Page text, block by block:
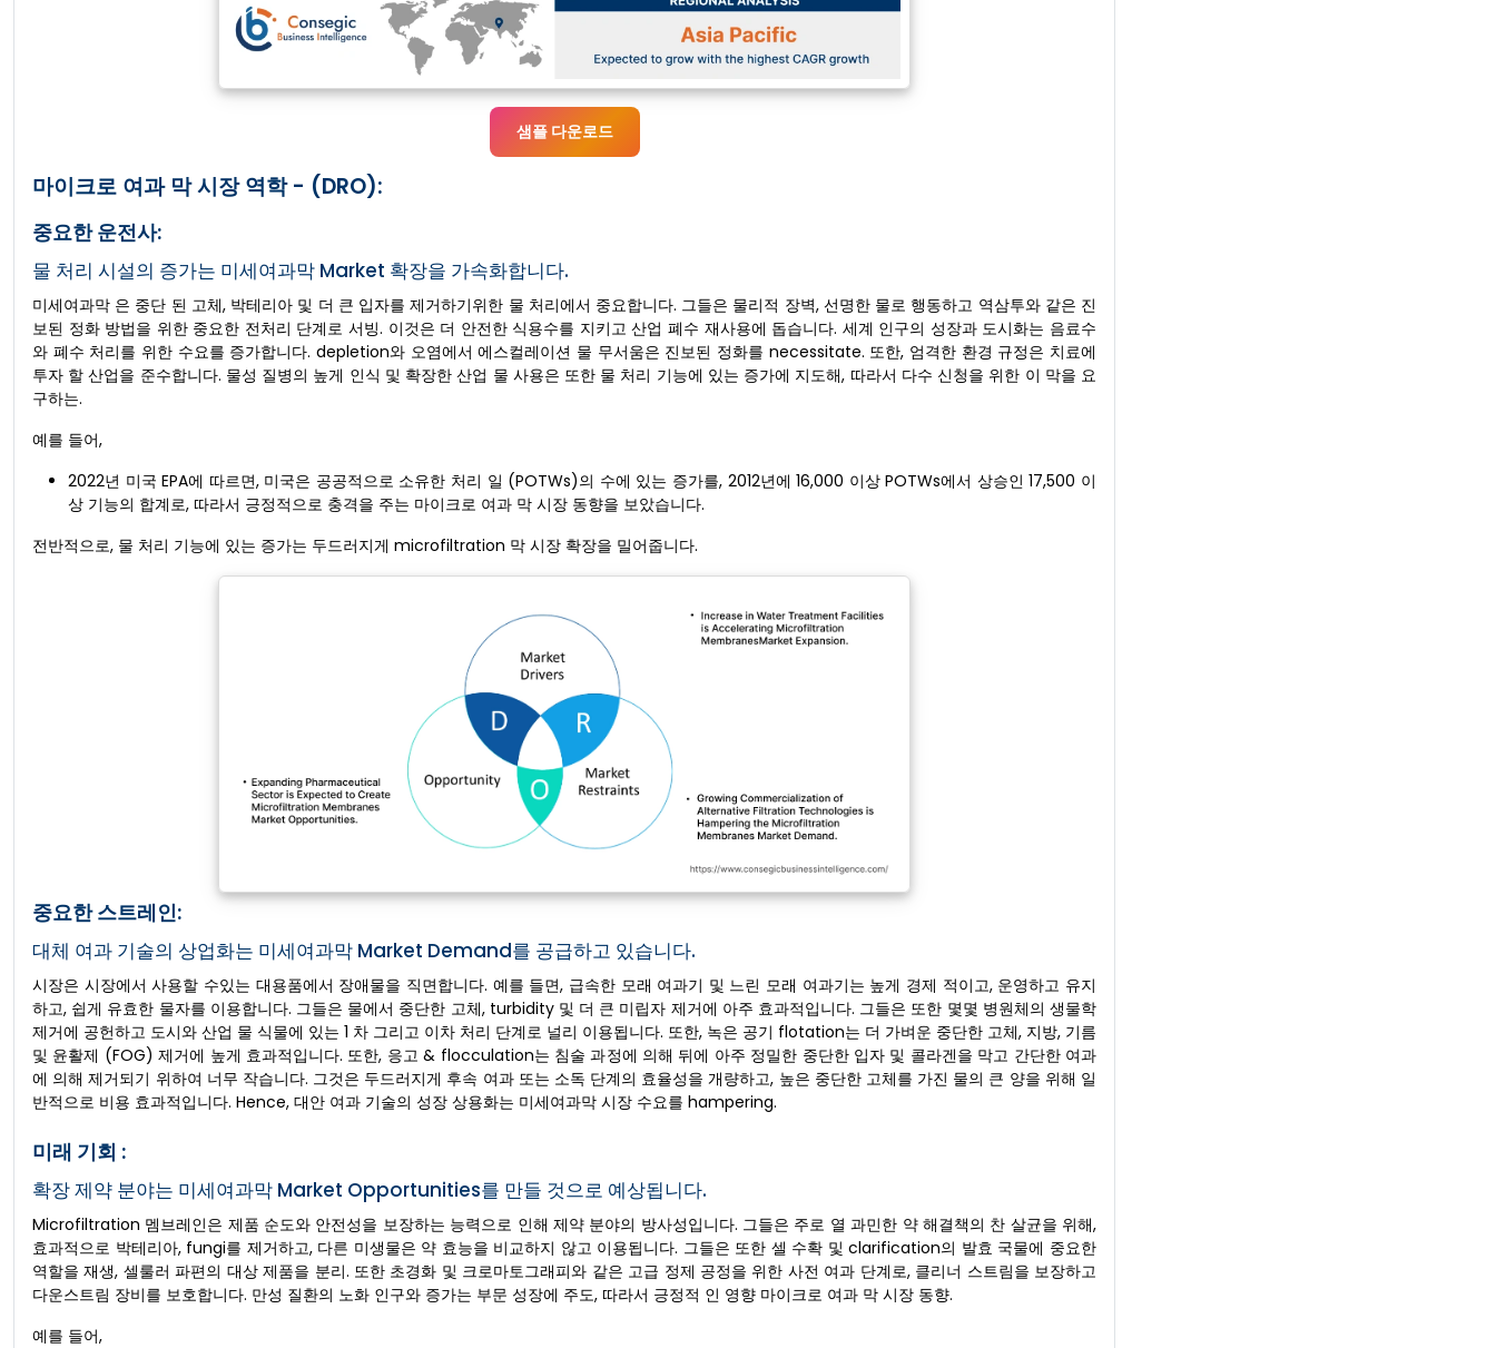
샘플 다운로드
마이크로 여과 막 시장 역학 - (DRO):
중요한 운전사:
물 처리 시설의 증가는 미세여과막 Market 확장을 가속화합니다.
미세여과막 은 중단 된 고체, 박테리아 및 더 큰 입자를 제거하기위한 물 처리에서 중요합니다. 그들은 물리적 장벽, 선명한 물로 행동하고 역삼투와 같은 진
보된 정화 방법을 위한 중요한 전처리 단계로 서빙. 이것은 더 안전한 식용수를 지키고 산업 폐수 재사용에 돕습니다. 세계 인구의 성장과 도시화는 음료수
와 폐수 처리를 위한 수요를 증가합니다. depletion와 오염에서 에스컬레이션 물 무서움은 진보된 정화를 necessitate. 또한, 엄격한 환경 규정은 치료에
투자 할 산업을 준수합니다. 물성 질병의 높게 인식 및 확장한 산업 물 사용은 또한 물 처리 기능에 있는 증가에 지도해, 따라서 다수 신청을 위한 이 막을 요
구하는.
예를 들어,
2022년 미국 EPA에 따르면, 미국은 공공적으로 소유한 처리 일 (POTWs)의 수에 있는 증가를, 2012년에 16,000 이상 POTWs에서 상승인 17,500 이
상 기능의 합계로, 따라서 긍정적으로 충격을 주는 마이크로 여과 막 시장 동향을 보았습니다.
전반적으로, 물 처리 기능에 있는 증가는 두드러지게 microfiltration 막 시장 확장을 밀어줍니다.
중요한 스트레인:
대체 여과 기술의 상업화는 미세여과막 Market Demand를 공급하고 있습니다.
시장은 시장에서 사용할 수있는 대용품에서 장애물을 직면합니다. 예를 들면, 급속한 모래 여과기 및 느린 모래 여과기는 높게 경제 적이고, 운영하고 유지
하고, 쉽게 유효한 물자를 이용합니다. 그들은 물에서 중단한 고체, turbidity 및 더 큰 미립자 제거에 아주 효과적입니다. 그들은 또한 몇몇 병원체의 생물학
제거에 공헌하고 도시와 산업 물 식물에 있는 1 차 그리고 이차 처리 단계로 널리 이용됩니다. 또한, 녹은 공기 flotation는 더 가벼운 중단한 고체, 지방, 기름
및 윤활제 (FOG) 제거에 높게 효과적입니다. 또한, 응고 & flocculation는 침술 과정에 의해 뒤에 아주 정밀한 중단한 입자 및 콜라겐을 막고 간단한 여과
에 의해 제거되기 위하여 너무 작습니다. 그것은 두드러지게 후속 여과 또는 소독 단계의 효율성을 개량하고, 높은 중단한 고체를 가진 물의 큰 양을 위해 일
반적으로 비용 효과적입니다. Hence, 대안 여과 기술의 성장 상용화는 미세여과막 시장 수요를 hampering.
미래 기회 :
확장 제약 분야는 미세여과막 Market Opportunities를 만들 것으로 예상됩니다.
Microfiltration 멤브레인은 제품 순도와 안전성을 보장하는 능력으로 인해 제약 분야의 방사성입니다. 그들은 주로 열 과민한 약 해결책의 찬 살균을 위해,
효과적으로 박테리아, fungi를 제거하고, 다른 미생물은 약 효능을 비교하지 않고 이용됩니다. 그들은 또한 셀 수확 및 clarification의 발효 국물에 중요한
역할을 재생, 셀룰러 파편의 대상 제품을 분리. 또한 초경화 및 크로마토그래피와 같은 고급 정제 공정을 위한 사전 여과 단계로, 클리너 스트림을 보장하고
다운스트림 장비를 보호합니다. 만성 질환의 노화 인구와 증가는 부문 성장에 주도, 따라서 긍정적 인 영향 마이크로 여과 막 시장 동향.
예를 들어,